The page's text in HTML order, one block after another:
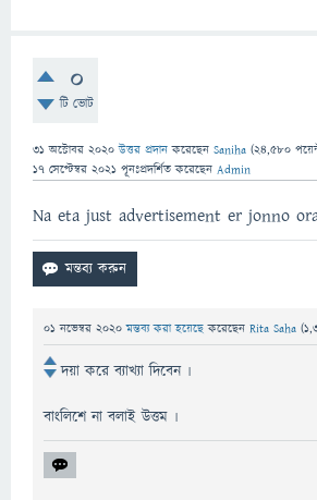
0
টি ভোট
31 অক্টোবর 2020 উত্তর প্রদান করেছেন Saniha (24,580
17 সেপ্টেম্বর 2021 পূনঃপ্রদর্শিত করেছেন Admin
Na eta just advertisement er jonno
01 নভেম্বর 2020 মন্তব্য করা হয়েছেকরেছেন Rita Saha (
দয়া করে ব্যাখ্যা দিবেন ৷
বাংলিশে না বলাই উত্তম ৷